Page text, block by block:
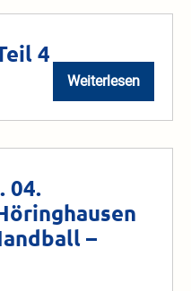
4
Weiterlesen
19.
Jahrhundert
04.
–